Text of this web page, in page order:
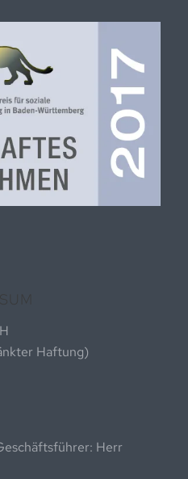
Haftung)
Herr